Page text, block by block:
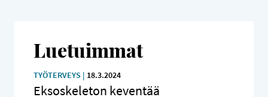
Luetuimmat
TYÖTERVEYS | 18.3.2024
Eksoskeleton keventää